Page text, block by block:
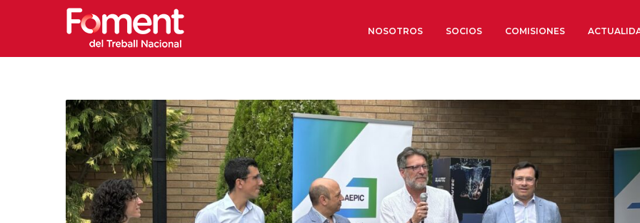
NOSOTROS
Estructura Ejecutiva
Institut d’Estudis Estratègics
Organizaciones sectoriales
SOCIOS COMISIONES